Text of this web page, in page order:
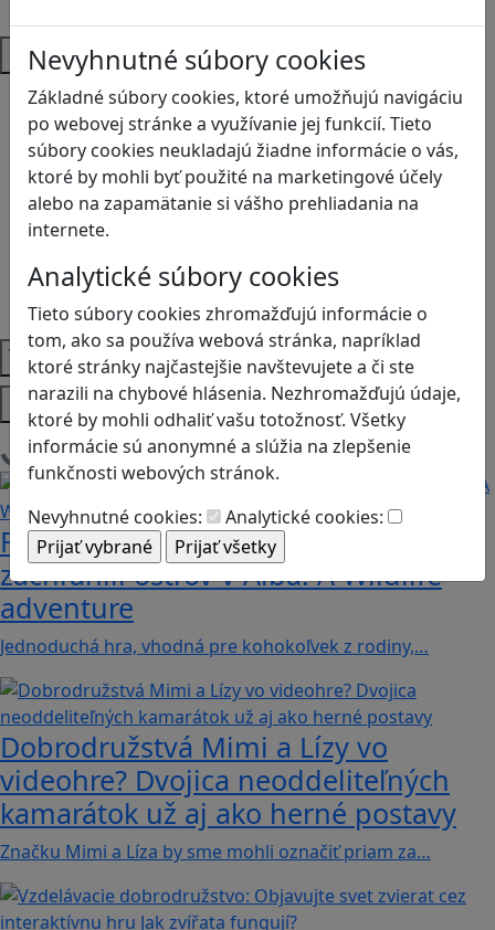
Nevyhnutné súbory cookies
Základné súbory cookies, ktoré umožňujú navigáciu
po webovej stránke a využívanie jej funkcií. Tieto
súbory cookies neukladajú žiadne informácie o vás,
ktoré by mohli byť použité na marketingové účely
alebo na zapamätanie si vášho prehliadania na
internete.
Analytické súbory cookies
Tieto súbory cookies zhromažďujú informácie o
tom, ako sa používa webová stránka, napríklad
ktoré stránky najčastejšie navštevujete a či ste
narazili na chybové hlásenia. Nezhromažďujú údaje,
ktoré by mohli odhaliť vašu totožnosť. Všetky
informácie sú anonymné a slúžia na zlepšenie
funkčnosti webových stránok.
Nevyhnutné cookies:
Analytické cookies:
SŠ
Predmety
Anglický jazyk
Biológia
Dejepis
Environmentálna výchova
Etická výchova
Geografia
Občianska náuka
Vlastiveda
Témy
Platformy
Načítam blogy
Fotografujte zvieratká, aby ste
zachránili ostrov v Alba: A Wildlife
adventure
Jednoduchá hra, vhodná pre kohokoľvek z rodiny,…
Dobrodružstvá Mimi a Lízy vo
videohre? Dvojica neoddeliteľných
kamarátok už aj ako herné postavy
Značku Mimi a Líza by sme mohli označiť priam za…